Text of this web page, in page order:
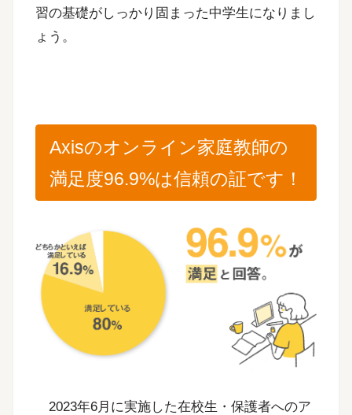
習の基礎がしっかり固まった中学生になりまし
ょう。
Axisのオンライン家庭教師の
満足度96.9%は信頼の証です！
2023年6月に実施した在校生・保護者へのア